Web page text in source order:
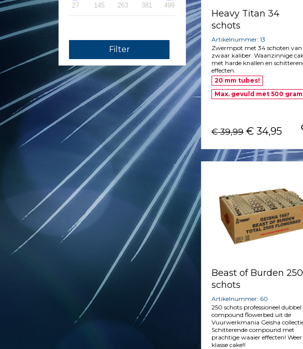
27 145 263 381 499
Filter
Heavy Titan 34
schots
Artikelnummer: 13
Zwermpot met 34 schoten van
zwaar kaliber. Waanzinnige
met harde knallen en
effecten.
20 mm tubes!
Max. gevuld met 500
€ 39,99 € 34,95
Beast of Burden 250
schots
Artikelnummer: 60
250 schots professioneel dubbel
compound flowerbed uit de
Vuurwerkmania Geisha
Schitterende compound met
prachtige waaier effecten! Weer
klasse cake!!